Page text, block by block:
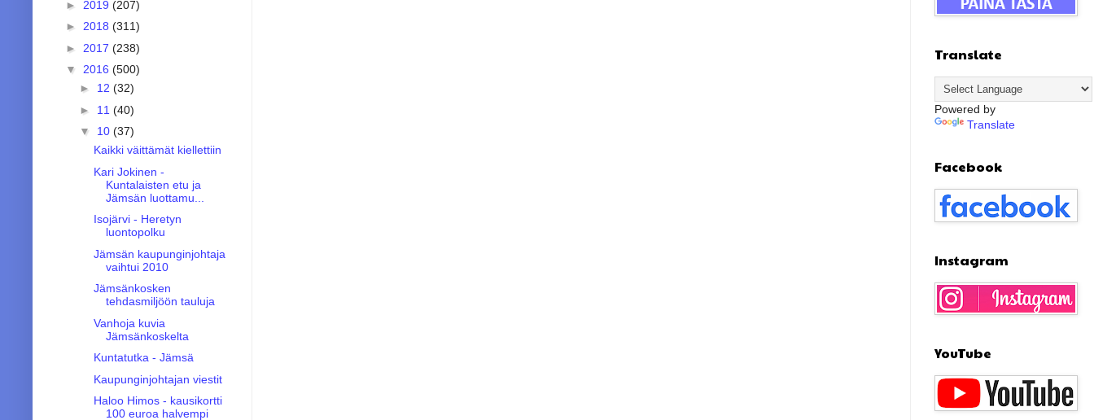
► 2019 (207)
► 2018 (311)
► 2017 (238)
▼ 2016 (500)
► 12 (32)
► 11 (40)
▼ 10 (37)
Kaikki väittämät kiellettiin
Kari Jokinen -
Kuntalaisten etu ja
Jämsän luottamu...
Isojärvi - Heretyn
luontopolku
Jämsän kaupunginjohtaja
vaihtui 2010
Jämsänkosken
tehdasmiljöön tauluja
Vanhoja kuvia
Jämsänkoskelta
Kuntatutka - Jämsä
Kaupunginjohtajan viestit
Haloo Himos - kausikortti
100 euroa halvempi
Translate
Powered by
Translate
Facebook
Instagram
YouTube